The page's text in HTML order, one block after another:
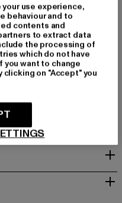
Baumwolle, 3%
info@2y-studios.com
| DE
use experience,
behaviour and to
contents and
to extract data
the processing of
which do not have
you want to change
on "Accept" you